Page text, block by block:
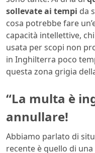
sollevate ai tempi da
cosa potrebbe fare
capacità intellettive,
usata per scopi non
in Inghilterra poco
questa zona grigia
“La multa è
annullare!
Abbiamo parlato di
recente è quello di